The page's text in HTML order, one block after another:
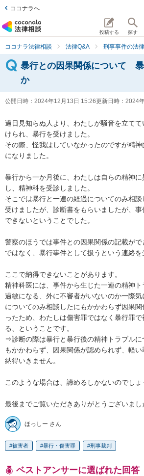
ココナラへ
投稿する 探す
ココナラ法律相談 法律Q&A 刑事事件の法
暴行との因果関係について
か
公開日時： 2024年12月13日 15:26更新日時： 2024
過日見知らぬ人より、わたしが騒音を立て
けられ、暴行を受けました。
その際、怪我はしていなかったのですが精神
になりました。
暴行から一か月後に、わたしは自らの精神
し、精神科を受診しました。
そこでは暴行と一連の経過についてのみ相
受けましたが、診断書をもらいましたが、
できないということでした。
警察のほうでは事件との因果関係の記載が
ではなく、暴行事件として扱うという連絡を
ここで納得できないことがあります。
精神科医には、事件から生じた一連の精神
過敏になる、外に不審者がいないのか一際
についてのみ相談したにもかかわらず因果
ったため、わたしは傷害罪ではなく暴行罪
る、ということです。
⇒診断の際は暴行と暴行後の精神トラブルに
もかかわらず、因果関係が認められず、軽
納得いきません。
このような場合は、諦めるしかないのでしょ
最後までご覧いただきありがとうございまし
ほっしー さん
被害者 暴行・傷害罪 刑事裁判
ベストアンサーに選ばれた回答